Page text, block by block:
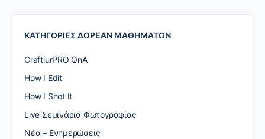
ΚΑΤΗΓΟΡΙΕΣ ΔΩΡΕΑΝ ΜΑΘΗΜΑΤΩΝ
CraftiurPRO QnA
How I Edit
How I Shot It
Live Σεμινάρια Φωτογραφίας
Nέα – Ενημερώσεις